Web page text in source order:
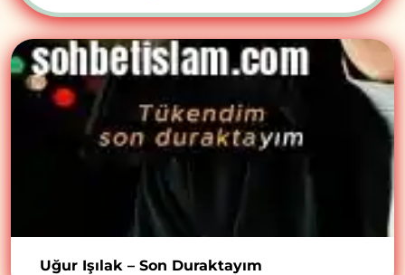
Uğur Işılak – Son Duraktayım